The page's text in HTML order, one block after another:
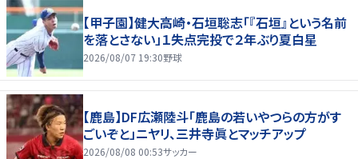
【甲子園】健大高崎・石垣聡志「『石垣』という名前
を落とさない」１失点完投で２年ぶり夏白星
2026/08/07 19:30野球
【鹿島】DF広瀬陸斗「鹿島の若いやつらの方がす
ごいぞと」ニヤリ、三井寺眞とマッチアップ
2026/08/08 00:53サッカー